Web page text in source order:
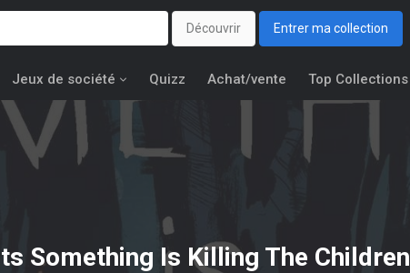
Découvrir Entrer ma collection
Jeux de société Quizz Achat/vente Top Collections
Something Is Killing The Children